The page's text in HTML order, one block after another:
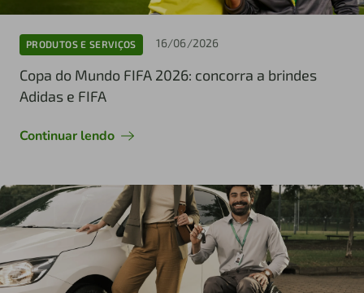
PRODUTOS E SERVIÇOS 16/06/2026
Copa do Mundo FIFA 2026: concorra a brindes
Adidas e FIFA
Continuar lendo